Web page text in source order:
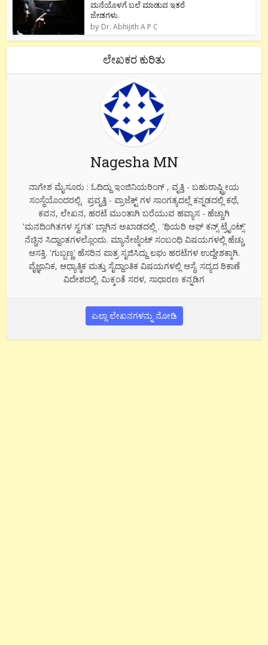
ಮನೆಯೊಳಗೆ ಬಲೆ ಮಾಡುವ ಇತರೆ
ಜೇಡಗಳು.
by Dr. Abhijith A P C
ಲೇಖಕರ ಕುರಿತು
Nagesha MN
ನಾಗೇಶ ಮೈಸೂರು : ಓದಿದ್ದು ಇಂಜಿನಿಯರಿಂಗ್ , ವೃತ್ತಿ - ಬಹುರಾಷ್ಟ್ರೀಯ
ಸಂಸ್ಥೆಯೊಂದರಲ್ಲಿ. ಪ್ರವೃತ್ತಿ - ಪ್ರಾಜೆಕ್ಟ್ ಗಳ ಸಾಂಗತ್ಯದಲ್ಲೆ ಕನ್ನಡದಲ್ಲಿ ಕಥೆ,
ಕವನ, ಲೇಖನ, ಹರಟೆ ಮುಂತಾಗಿ ಬರೆಯುವ ಹವ್ಯಾಸ - ಹೆಚ್ಚಾಗಿ
'ಮನದಿಂಗಿತಗಳ ಸ್ವಗತ' ಬ್ಲಾಗಿನ ಅಖಾಡದಲ್ಲಿ . 'ಥಿಯರಿ ಆಫ್ ಕನ್ಸ್ ಟ್ರೈಂಟ್ಸ್'
ನೆಚ್ಚಿನ ಸಿದ್ದಾಂತಗಳಲ್ಲೊಂದು. ಮ್ಯಾನೇಜ್ಮೆಂಟ್ ಸಂಬಂಧಿ ವಿಷಯಗಳಲ್ಲಿ ಹೆಚ್ಚು
ಆಸಕ್ತಿ. 'ಗುಬ್ಬಣ್ಣ' ಹೆಸರಿನ ಪಾತ್ರ ಸೃಜಿಸಿದ್ದು ಲಘು ಹರಟೆಗಳ ಉದ್ದೇಶಕ್ಕಾಗಿ.
ವೈಜ್ಞಾನಿಕ, ಆಧ್ಯಾತ್ಮಿಕ ಮತ್ತು ಸೈದ್ದಾಂತಿಕ ವಿಷಯಗಳಲ್ಲಿ ಆಸ್ಥೆ. ಸದ್ಯದ ಠಿಕಾಣೆ
ವಿದೇಶದಲ್ಲಿ. ಮಿಕ್ಕಂತೆ ಸರಳ, ಸಾಧಾರಣ ಕನ್ನಡಿಗ
ಎಲ್ಲಾ ಲೇಖನಗಳನ್ನು ನೋಡಿ